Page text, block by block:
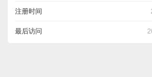
注册时间
最后访问